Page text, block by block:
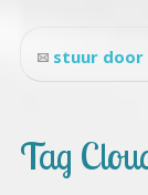
stuur door
Tag